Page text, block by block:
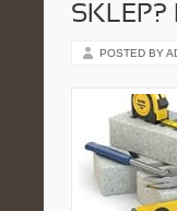
SKLEP?
POSTED BY